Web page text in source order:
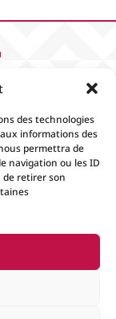
des technologies
informations des
permettra de
navigation ou les ID
de retirer son
de
par